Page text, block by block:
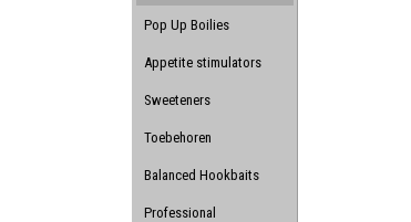
Pop Up Boilies
Appetite stimulators
Sweeteners
Toebehoren
Balanced Hookbaits
Professional